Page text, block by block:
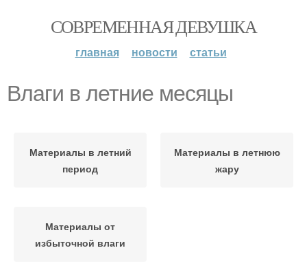
СОВРЕМЕННАЯ ДЕВУШКА
главная новости статьи
Влаги в летние месяцы
Материалы в летний
период
Материалы в летнюю
жару
Материалы от
избыточной влаги